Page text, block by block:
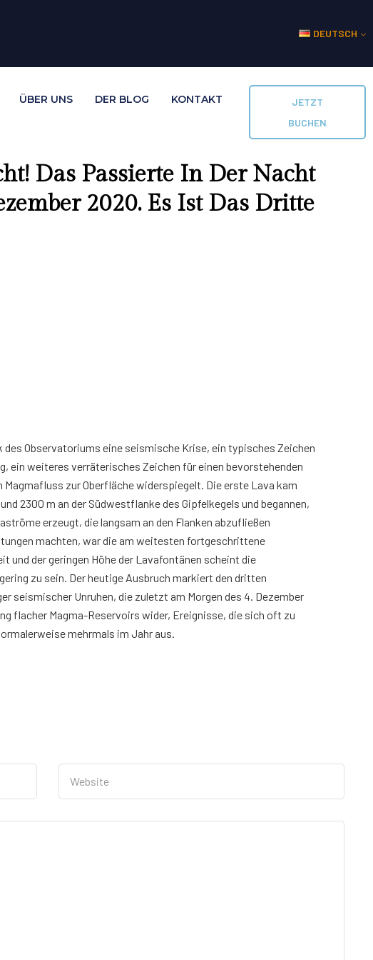
DEUTSCH
ÜBER UNS DER BLOG KONTAKT
JETZT
BUCHEN
Das Passierte In Der Nacht
2020. Es Ist Das Dritte
des Observatoriums eine seismische Krise, ein typisches Zeichen
ein weiteres verräterisches Zeichen für einen bevorstehenden
zur Oberfläche widerspiegelt. Die erste Lava kam
2300 m an der Südwestflanke des Gipfelkegels und begannen,
erzeugt, die langsam an den Flanken abzufließen
machten, war die am weitesten fortgeschrittene
und der geringen Höhe der Lavafontänen scheint die
zu sein. Der heutige Ausbruch markiert den dritten
seismischer Unruhen, die zuletzt am Morgen des 4. Dezember
flacher Magma-Reservoirs wider, Ereignisse, die sich oft zu
mehrmals im Jahr aus.